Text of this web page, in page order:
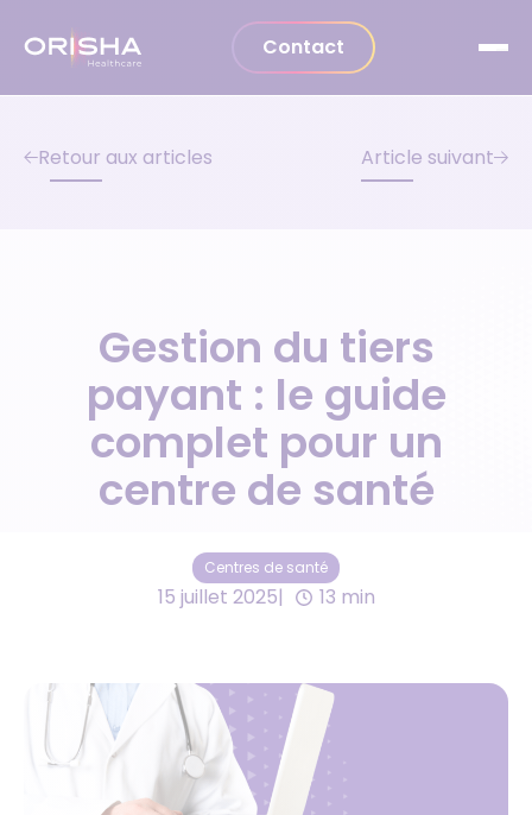
Contact
Retour aux articles Article suivant
Gestion du tiers
payant : le guide
complet pour un
centre de santé
Centres de santé
15 juillet 2025 13 min